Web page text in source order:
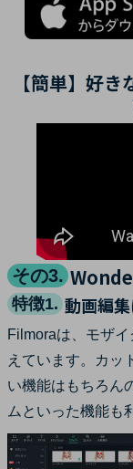
【簡単】好
その3.
特徴1. 動画編
Filmoraは、モザ
えています。カッ
い機能はもちろん
ムといった機能も